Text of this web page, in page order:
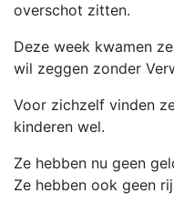
overschot zitten.
Deze week kwamen
wil zeggen zonder
Voor zichzelf vinden
kinderen wel.
Ze hebben nu geen
Ze hebben ook geen